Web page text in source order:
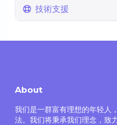
技術支援
About
我们是一群富有理想的年轻人
法。我们将秉承我们理念，致